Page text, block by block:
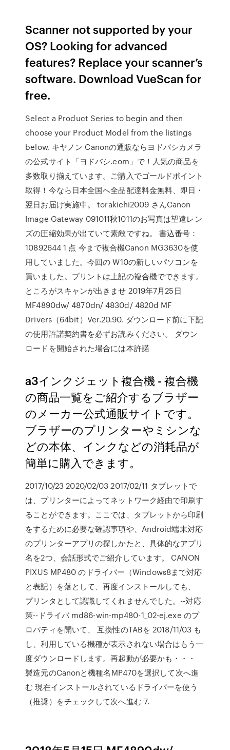
Scanner not supported by your
OS? Looking for advanced
features? Replace your scanner’s
software. Download VueScan for
free.
Select a Product Series to begin and then
choose your Product Model from the listings
below. キヤノン Canonの通販ならヨドバシカメラ
の公式サイト「ヨドバシ.com」で！人気の商品を
多数取り揃えています。ご購入でゴールドポイント
取得！今なら日本全国へ全品配達料金無料、即日・
翌日お届け実施中。 torakichi2009 さんCanon
Image Gateway 091011秋1011のお写真は望遠レン
ズの圧縮効果が出ていて素敵ですね。 書込番号：
10892644 1 点 今まで複合機Canon MG3630を使
用していました。今回の W10の新しいパソコンを
買いました。プリントは上記の複合機でできます。
ところがスキャンが出きませ 2019年7月25日
MF4890dw/ 4870dn/ 4830d/ 4820d MF
Drivers（64bit）Ver.20.90. ダウンロード前に下記
の使用許諾契約書を必ずお読みください。 ダウン
ロードを開始された場合には本許諾
a3インクジェット複合機 - 複合機
の商品一覧をご紹介するブラザー
のメーカー公式通販サイトです。
ブラザーのプリンターやミシンな
どの本体、インクなどの消耗品が
簡単に購入できます。
2017/10/23 2020/02/03 2017/02/11 タブレットで
は、プリンターによってネットワーク経由で印刷す
ることができます。ここでは、タブレットから印刷
をするために必要な確認事項や、Android端末対応
のプリンターアプリの探しかたと、具体的なアプリ
名を2つ、会話形式でご紹介しています。 CANON
PIXUS MP480 のドライバー（Windows8まで対応
と表記）を落として、再度インストールしても、
プリンタとして認識してくれませんでした。--対応
策--ドライバ md86-win-mp480-1_02-ej.exe のプ
ロパティを開いて、 互換性のTABを 2018/11/03 も
し、利用している機種が表示されない場合はもう一
度ダウンロードします。再起動が必要かも・・・
製造元のCanonと機種名MP470を選択して次へ進
む 現在インストールされているドライバーを使う
（推奨）をチェックして次へ進む 7.